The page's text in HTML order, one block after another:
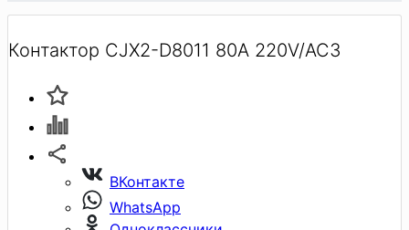
Контактор CJX2-D8011 80A 220V/AC3
ВКонтакте
WhatsApp